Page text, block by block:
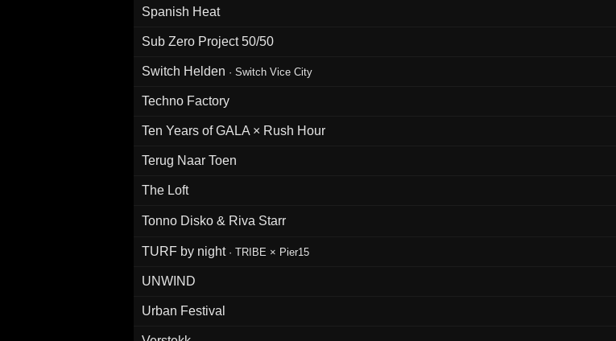
Spanish Heat
Sub Zero Project 50/50
Switch Helden · Switch Vice City
Techno Factory
Ten Years of GALA × Rush Hour
Terug Naar Toen
The Loft
Tonno Disko & Riva Starr
TURF by night · TRIBE × Pier15
UNWIND
Urban Festival